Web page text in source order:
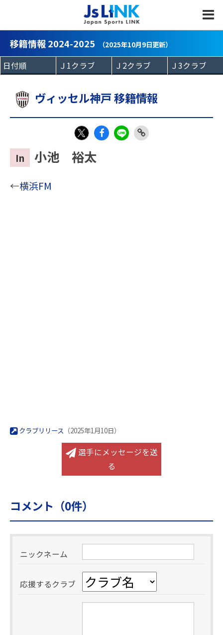
移籍情報 2024-2025 （2025年10月9日更新）
ヴィッセル神戸 移籍情報
X
eb
In 小池 裕太
←横浜FM
クラブリリース （2025年1月10日）
選手にメッセージを送
る
コメント（0件）
ニックネーム
応援するクラブ